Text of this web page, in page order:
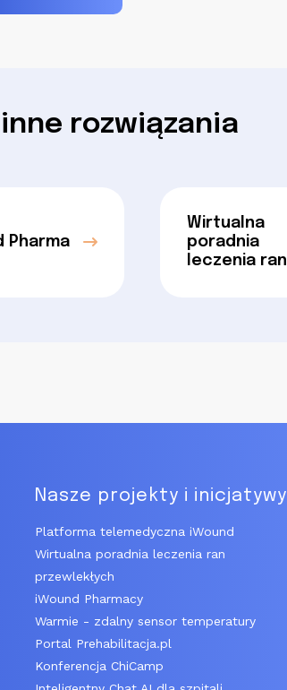
rozwiązania
Pharma
Wirtualna
poradnia
leczenia ran
Nasze projekty i inicjatywy
Platforma telemedyczna iWound
Wirtualna poradnia leczenia ran
przewlekłych
iWound Pharmacy
Warmie - zdalny sensor temperatury
Portal Prehabilitacja.pl
Konferencja ChiCamp